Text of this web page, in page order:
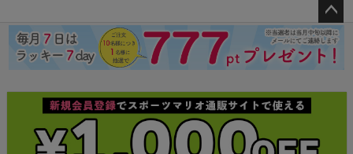
ペー
ジト
ップ